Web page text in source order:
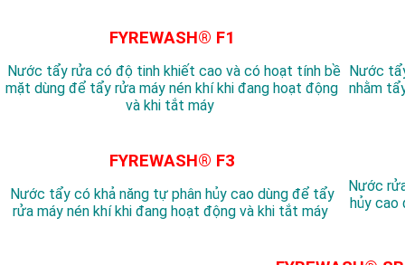
FYREWASH® F1
Nước tẩy rửa có độ tinh khiết cao và có hoạt tính bề
mặt dùng để tẩy rửa máy nén khí khi đang hoạt động
và khi tắt máy
Nước
nhằm
FYREWASH® F3
Nước tẩy có khả năng tự phân hủy cao dùng để tẩy
rửa máy nén khí khi đang hoạt động và khi tắt máy
Nước
hủy cao